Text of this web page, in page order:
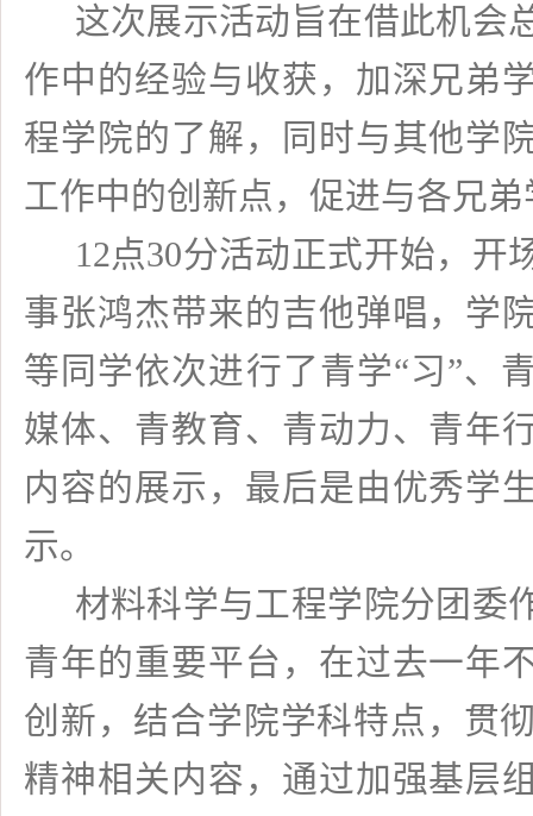
这次展示活动旨在借此机会
作中的经验与收获，加深兄弟
程学院的了解，同时与其他学
工作中的创新点，促进与各兄
12点30分活动正式开始，开
事张鸿杰带来的吉他弹唱，学
等同学依次进行了青学“习”、
媒体、青教育、青动力、青年
内容的展示，最后是由优秀学
示。
材料科学与工程学院分团委
青年的重要平台，在过去一年
创新，结合学院学科特点，贯
精神相关内容，通过加强基层